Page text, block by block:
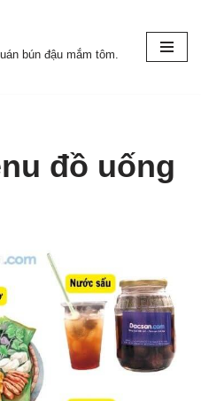
bún đậu mắm tôm.
đồ uống